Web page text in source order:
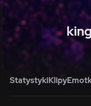
StatystykiKlipy